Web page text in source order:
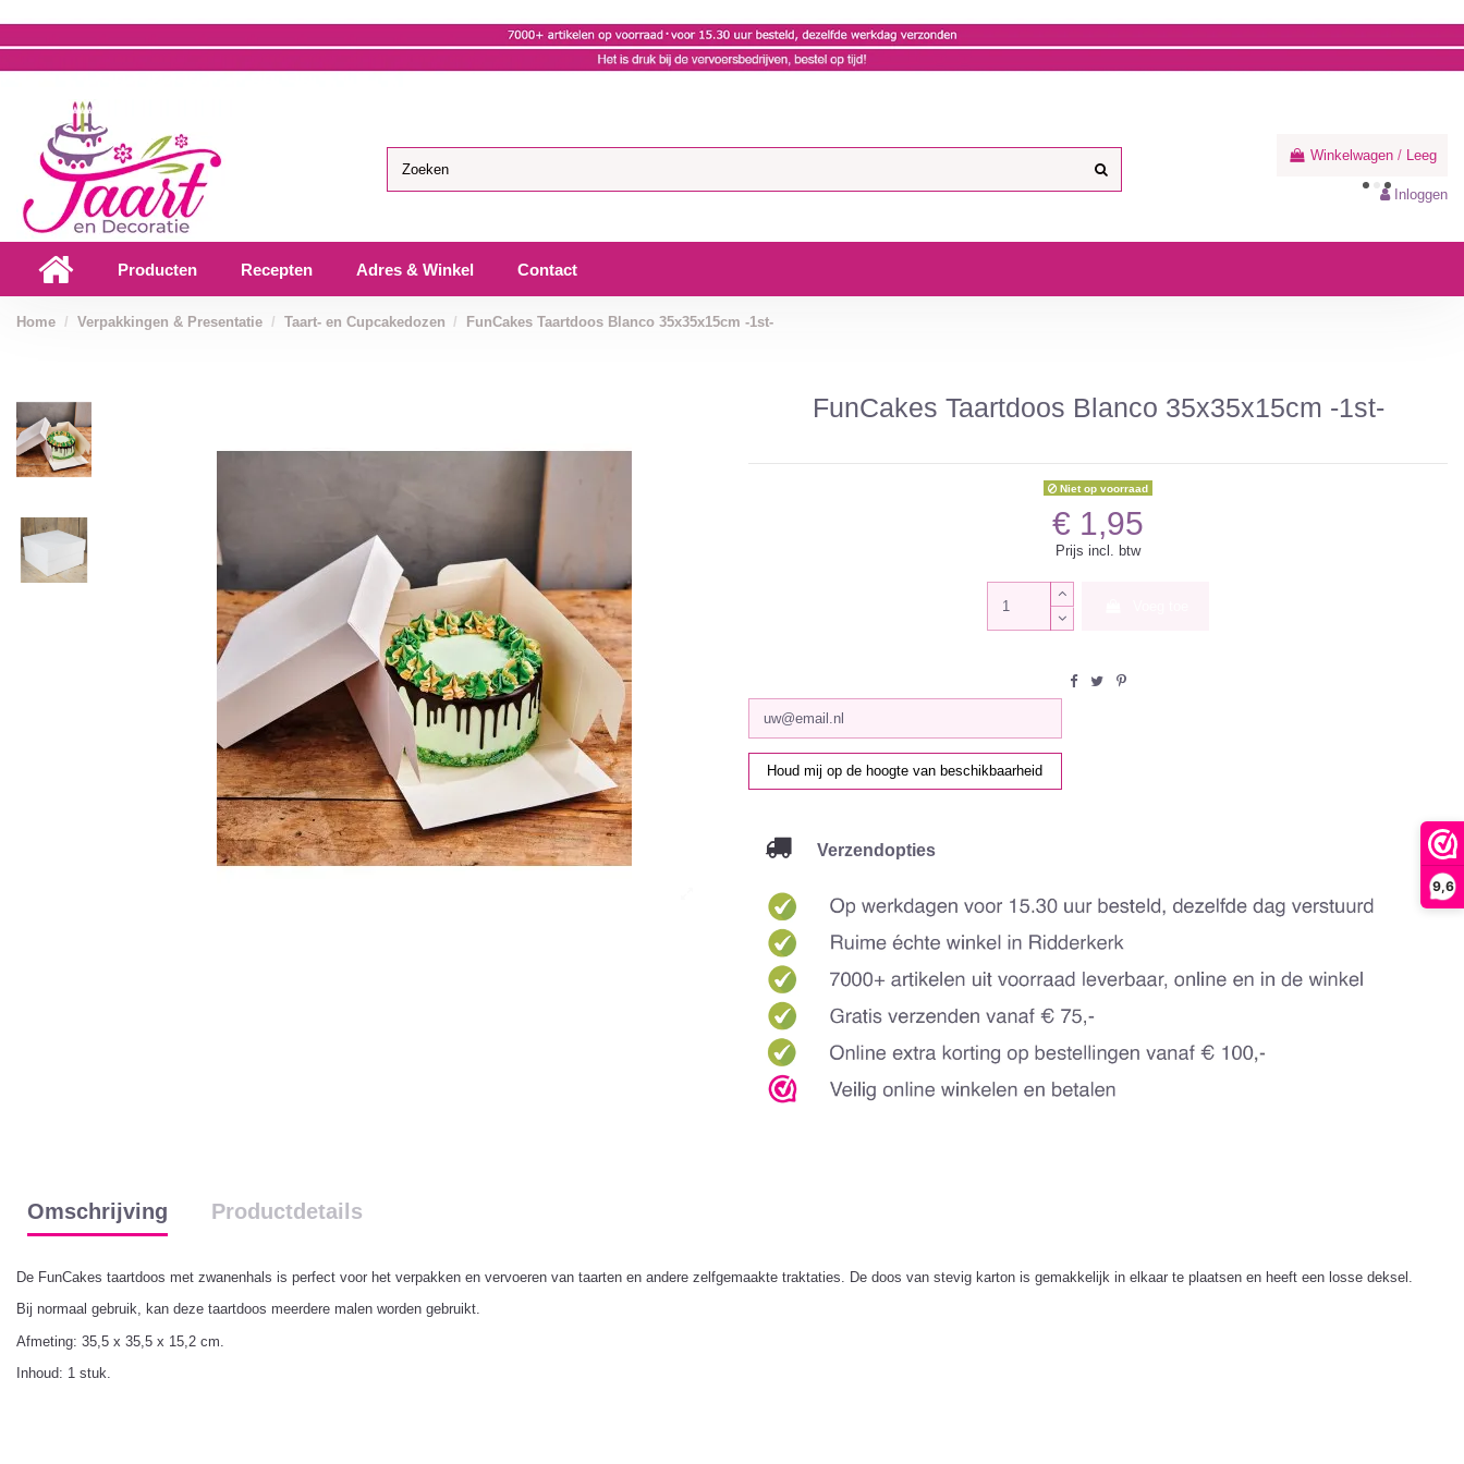
9,6
Winkelwagen / Leeg
Inloggen
Producten Recepten Adres & Winkel Contact
Home Verpakkingen & Presentatie Taart- en Cupcakedozen FunCakes Taartdoos Blanco 35x35x15cm -1st-
FunCakes Taartdoos Blanco 35x35x15cm -1st-
Niet op voorraad
€ 1,95
Prijs incl. btw
Verzendopties
Omschrijving Productdetails
De FunCakes taartdoos met zwanenhals is perfect voor het verpakken en vervoeren van taarten en andere zelfgemaakte traktaties. De doos van stevig karton is gemakkelijk in elkaar te plaatsen en heeft een losse deksel.
Bij normaal gebruik, kan deze taartdoos meerdere malen worden gebruikt.
Afmeting: 35,5 x 35,5 x 15,2 cm.
Inhoud: 1 stuk.